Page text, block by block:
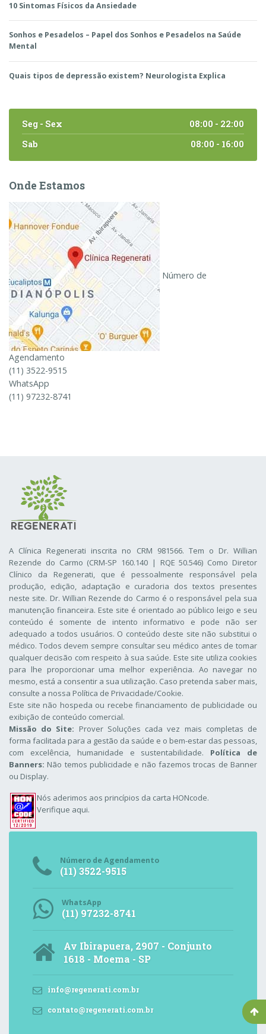
10 Sintomas Físicos da Ansiedade
Sonhos e Pesadelos – Papel dos Sonhos e Pesadelos na Saúde
Mental
Quais tipos de depressão existem? Neurologista Explica
Seg - Sex
08:00 - 22:00
Sab
08:00 - 16:00
Onde Estamos
Número de
Agendamento
(11) 3522-9515
WhatsApp
(11) 97232-8741
A Clínica Regenerati inscrita no CRM 981566. Tem o Dr. Willian
Rezende do Carmo (CRM-SP 160.140 | RQE 50.546) Como Diretor
Clínico da Regenerati, que é pessoalmente responsável pela
produção, edição, adaptação e curadoria dos textos presentes
neste site. Dr. Willian Rezende do Carmo é o responsável pela sua
manutenção financeira. Este site é orientado ao público leigo e seu
conteúdo é somente de intento informativo e pode não ser
adequado a todos usuários. O conteúdo deste site não substitui o
médico. Todos devem sempre consultar seu médico antes de tomar
qualquer decisão com respeito à sua saúde. Este site utiliza cookies
para lhe proporcionar uma melhor experiência. Ao navegar no
mesmo, está a consentir a sua utilização. Caso pretenda saber mais,
consulte a nossa Política de Privacidade/Cookie.
Este site não hospeda ou recebe financiamento de publicidade ou
exibição de conteúdo comercial.
Missão do Site: Prover Soluções cada vez mais completas de
forma facilitada para a gestão da saúde e o bem-estar das pessoas,
com excelência, humanidade e sustentabilidade. Política de
Banners: Não temos publicidade e não fazemos trocas de Banner
ou Display.
Nós aderimos aos princípios da carta HONcode.
Verifique aqui.
Número de Agendamento
(11) 3522-9515
WhatsApp
(11) 97232-8741
Av Ibirapuera, 2907 - Conjunto
1618 - Moema - SP
info@regenerati.com.br
contato@regenerati.com.br